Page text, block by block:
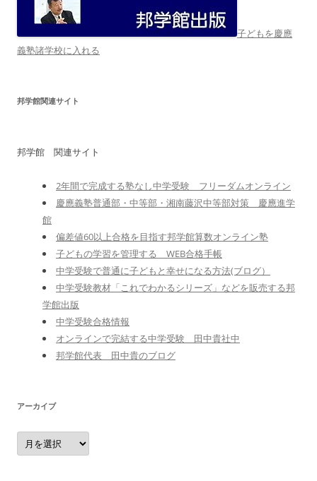
子どもを慶應
義塾諸学校に入れる
邦学館関連サイト
邦学館 関連サイト
2年間で完成する塾なし中学受験 フリーダムオンライン
慶應義塾普通部・中等部・湘南藤沢中等部対策 慶應進学
館
偏差値60以上合格を目指す邦学館算数オンライン塾
子どもの学習を管理する WEB合格手帳
中学受験で普通に子どもと幸せになる方法(ブログ）
中学受験教材「これでわかるシリーズ」などを販売する邦
学館出版
中学受験合格情報
オンラインで完結する中学受験 田中貴社中
邦学館代表 田中貴のブログ
アーカイブ
ア
ー
カ